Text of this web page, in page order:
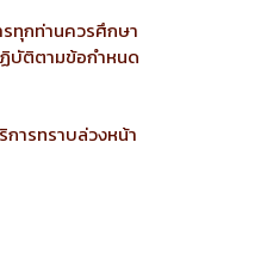
ทุกท่านควรศึกษา
ฏิบัติตามข้อกำหนด
ารทราบล่วงหน้า